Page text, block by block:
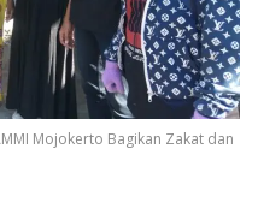
Mojokerto Bagikan Zakat dan